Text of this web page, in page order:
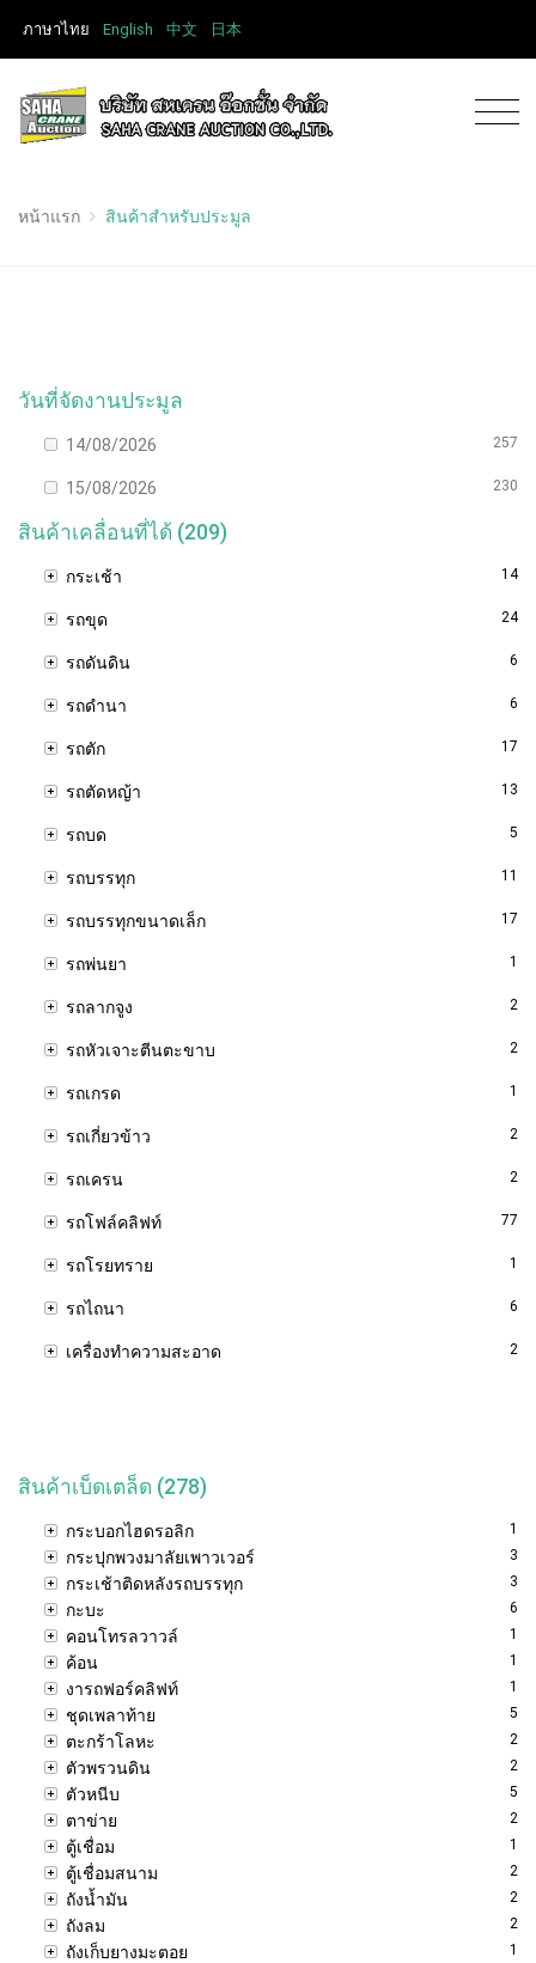
ภาษาไทย English 中文 日本
หน้าแรก สินค้าสำหรับประมูล
วันที่จัดงานประมูล
14/08/2026 257
15/08/2026 230
สินค้าเคลื่อนที่ได้ (209)
กระเช้า 14
รถขุด 24
รถดันดิน 6
รถดำนา 6
รถตัก 17
รถตัดหญ้า 13
รถบด 5
รถบรรทุก 11
รถบรรทุกขนาดเล็ก 17
รถพ่นยา 1
รถลากจูง 2
รถหัวเจาะตีนตะขาบ 2
รถเกรด 1
รถเกี่ยวข้าว 2
รถเครน 2
รถโฟล์คลิฟท์ 77
รถโรยทราย 1
รถไถนา 6
เครื่องทำความสะอาด 2
สินค้าเบ็ดเตล็ด (278)
กระบอกไฮดรอลิก 1
กระปุกพวงมาลัยเพาวเวอร์ 3
กระเช้าติดหลังรถบรรทุก 3
กะบะ 6
คอนโทรลวาวล์ 1
ค้อน 1
งารถฟอร์คลิฟท์ 1
ชุดเพลาท้าย 5
ตะกร้าโลหะ 2
ตัวพรวนดิน 2
ตัวหนีบ 5
ตาข่าย 2
ตู้เชื่อม 1
ตู้เชื่อมสนาม 2
ถังน้ำมัน 2
ถังลม 2
ถังเก็บยางมะตอย 1